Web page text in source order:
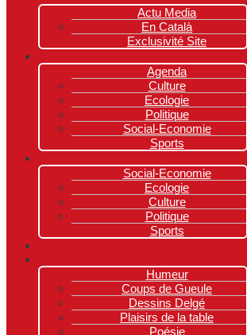
Actu Media
En Català
Exclusivité Site
Agenda
Culture
Ecologie
Politique
Social-Economie
Sports
Social-Economie
Ecologie
Culture
Politique
Sports
Humeur
Coups de Gueule
Dessins Delgé
Plaisirs de la table
Poésie